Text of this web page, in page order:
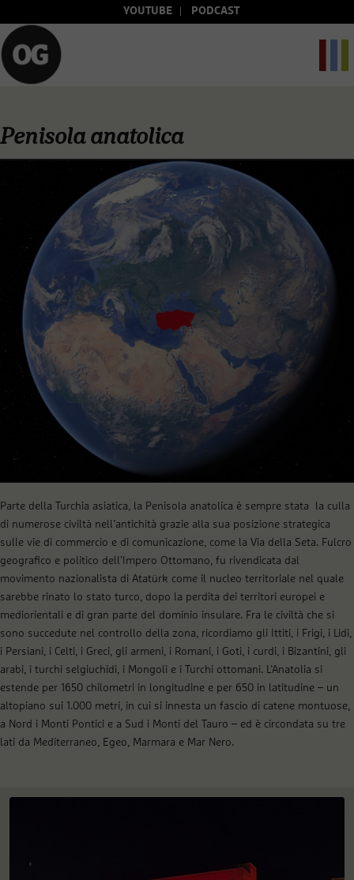
YOUTUBE PODCAST
Penisola anatolica
Parte della Turchia asiatica, la Penisola anatolica è sempre stata la culla
di numerose civiltà nell’antichità grazie alla sua posizione strategica
sulle vie di commercio e di comunicazione, come la Via della Seta. Fulcro
geografico e politico dell’Impero Ottomano, fu rivendicata dal
movimento nazionalista di Atatürk come il nucleo territoriale nel quale
sarebbe rinato lo stato turco, dopo la perdita dei territori europei e
mediorientali e di gran parte del dominio insulare. Fra le civiltà che si
sono succedute nel controllo della zona, ricordiamo gli Ittiti, i Frigi, i Lidi,
i Persiani, i Celti, i Greci, gli armeni, i Romani, i Goti, i curdi, i Bizantini, gli
arabi, i turchi selgiuchidi, i Mongoli e i Turchi ottomani. L’Anatolia si
estende per 1650 chilometri in longitudine e per 650 in latitudine – un
altopiano sui 1.000 metri, in cui si innesta un fascio di catene montuose,
a Nord i Monti Pontici e a Sud i Monti del Tauro – ed è circondata su tre
lati da Mediterraneo, Egeo, Marmara e Mar Nero.